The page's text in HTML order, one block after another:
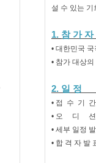
설 수 있는
1. 참 가 자
• 대한민국
• 참가 대상
2. 일 정
•​ 접 수 기 간
• 오 디
션
• 세부 일정
• 합 격 자 발